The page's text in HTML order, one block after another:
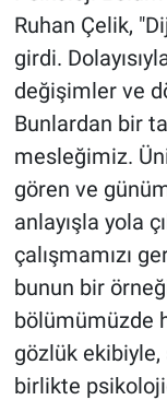
Ruhan Çelik,
girdi.
değişimler ve
Bunlardan bir
mesleğimiz.
gören ve
anlayışla yola
çalışmamızı
bunun bir
bölümümüzde
gözlük
birlikte